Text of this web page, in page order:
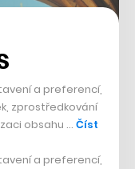
a preferencí,
zprostředkování
obsahu … Číst
a preferencí,